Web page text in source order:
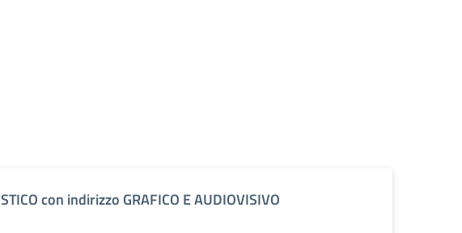
con indirizzo GRAFICO E AUDIOVISIVO